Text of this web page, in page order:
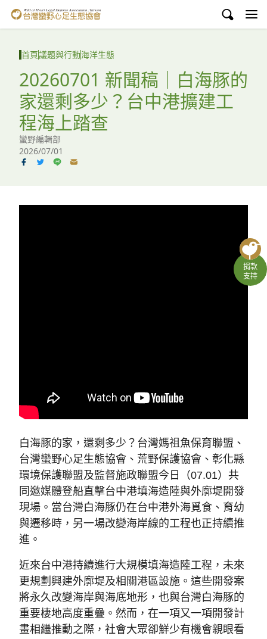
台灣蠻野心足生態協會
環境教育
白海豚媽祖宮
支持蠻野
捐款
支持
首頁議題與行動海洋生態
20260701 新聞稿｜白海豚的
家還剩多少？台中港擴建工
程海上踏查
蠻野編輯部
2026/07/01
白海豚的家，還剩多少？台灣媽祖魚保育聯盟、
台灣蠻野心足生態協會、荒野保護協會、彰化縣
環境保護聯盟及監督施政聯盟今日（07.01）共
同邀媒體登船直擊台中港填海造陸與外廓堤開發
現場。當台灣白海豚仍在台中港外海覓食、育幼
與遷移時，另一場改變海岸線的工程也正持續推
進。
近來台中港持續進行大規模填海造陸工程，未來
更規劃興建外廓堤及相關港區設施。這些開發案
將永久改變海岸與海底地形，也與台灣白海豚的
重要棲地高度重疊。然而，在一項又一項開發計
畫相繼推動之際，社會大眾卻鮮少有機會親眼看